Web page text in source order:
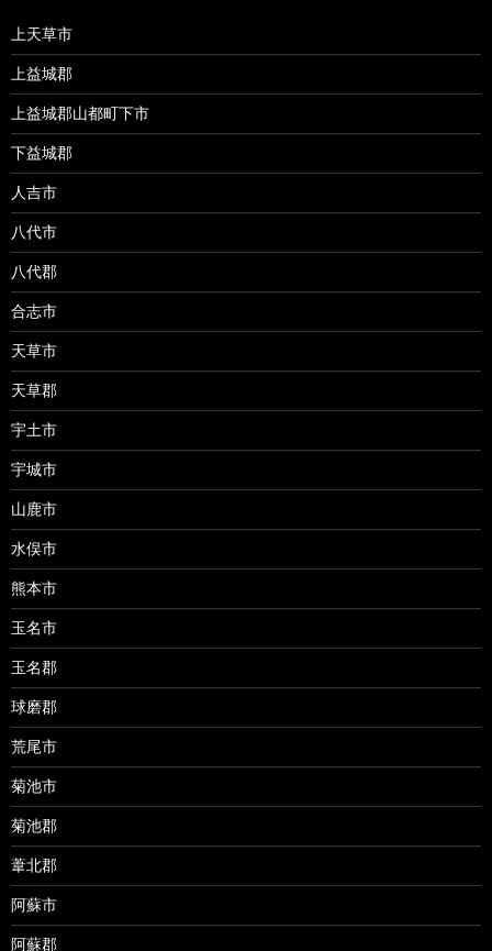
上天草市
上益城郡
上益城郡山都町下市
下益城郡
人吉市
八代市
八代郡
合志市
天草市
天草郡
宇土市
宇城市
山鹿市
水俣市
熊本市
玉名市
玉名郡
球磨郡
荒尾市
菊池市
菊池郡
葦北郡
阿蘇市
阿蘇郡